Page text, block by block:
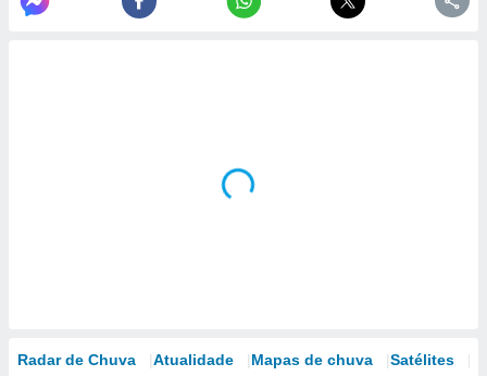
Radar de Chuva Atualidade Mapas de chuva Satélites